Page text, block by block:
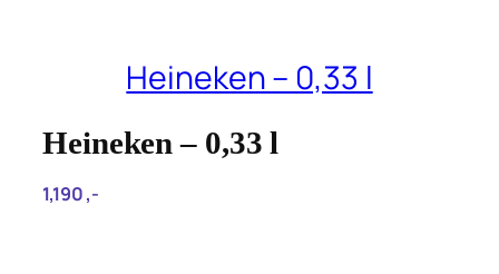
Heineken – 0,33 l
Heineken – 0,33 l
1,190‎ ,-